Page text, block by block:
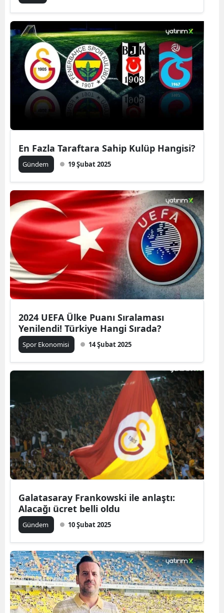
En Fazla Taraftara Sahip Kulüp Hangisi?
Gündem 19 Şubat 2025
2024 UEFA Ülke Puanı Sıralaması
Yenilendi! Türkiye Hangi Sırada?
Spor Ekonomisi 14 Şubat 2025
Galatasaray Frankowski ile anlaştı:
Alacağı ücret belli oldu
Gündem 10 Şubat 2025